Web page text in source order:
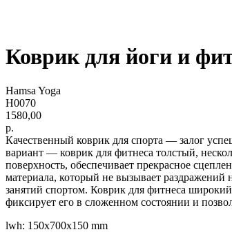
Коврик для йоги и
Hamsa Yoga
H0070
1580,00
р.
Качественный коврик для спорта — залог
вариант — коврик для фитнеса толстый,
поверхность, обеспечивает прекрасное
материала, который не вызывает
занятий спортом. Коврик для фитнеса
фиксирует его в сложенном состоянии и
lwh: 150x700x150 mm